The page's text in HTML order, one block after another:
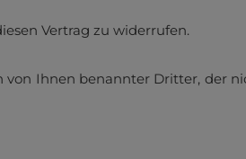
Vertrag zu widerrufen.
Ihnen benannter Dritter, der